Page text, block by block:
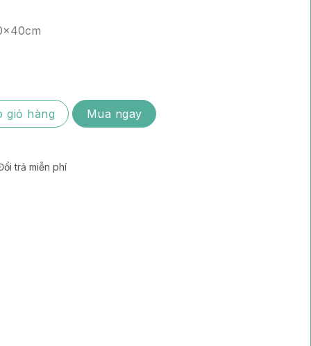
gừng số lượng
giỏ hàng Mua ngay
trả miễn phí